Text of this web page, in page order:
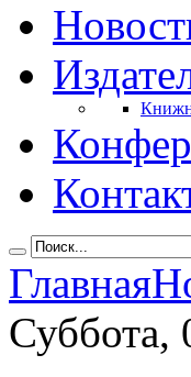
Главная
Суббота,